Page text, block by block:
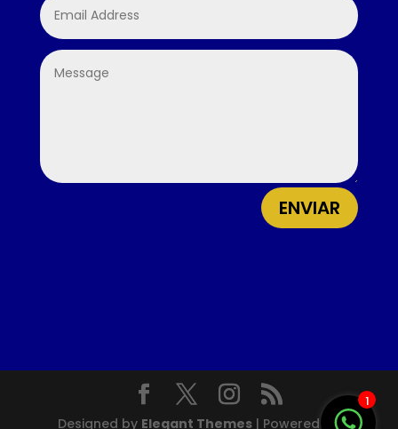
ENVIAR
Designed by Elegant Themes | Powered by
1